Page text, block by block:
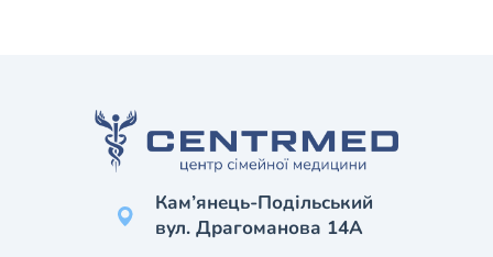
Кам’янець-Подільський
вул. Драгоманова 14А